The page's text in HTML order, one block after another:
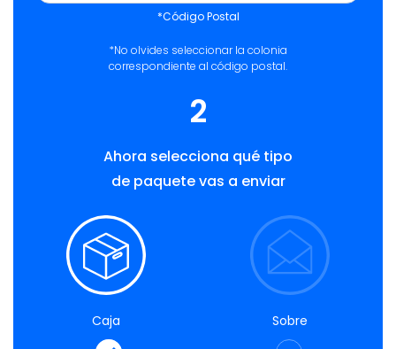
*Código Postal
*No olvides seleccionar la colonia
correspondiente al código postal.
2
Ahora selecciona qué tipo
de paquete vas a enviar
Caja Sobre